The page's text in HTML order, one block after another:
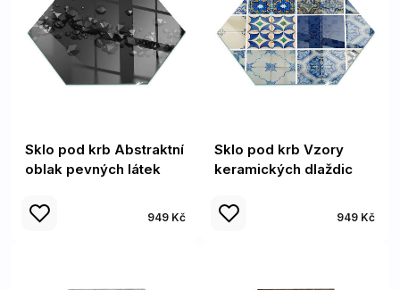
Sklo pod krb Abstraktní
oblak pevných látek
949 Kč
Sklo pod krb Vzory
keramických dlaždic
949 Kč